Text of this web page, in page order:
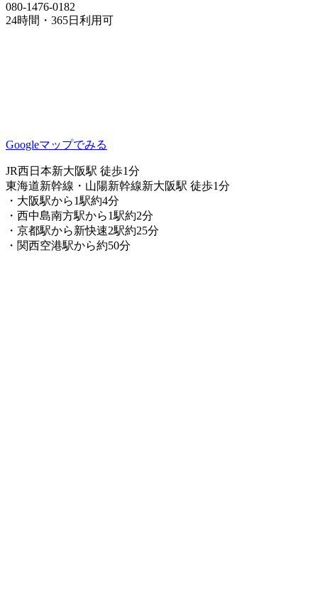
080-1476-0182
24時間・365日利用可
Googleマップでみる
JR西日本新大阪駅 徒歩1分
東海道新幹線・山陽新幹線新大阪駅 徒歩1分
・大阪駅から1駅約4分
・西中島南方駅から1駅約2分
・京都駅から新快速2駅約25分
・関西空港駅から約50分